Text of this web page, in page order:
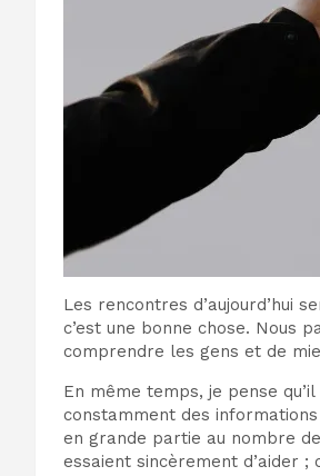
Les rencontres d’aujourd’hui
c’est une bonne chose. Nous
comprendre les gens et de
En même temps, je pense
constamment des
en grande partie au nombre
essaient sincèrement d’aider